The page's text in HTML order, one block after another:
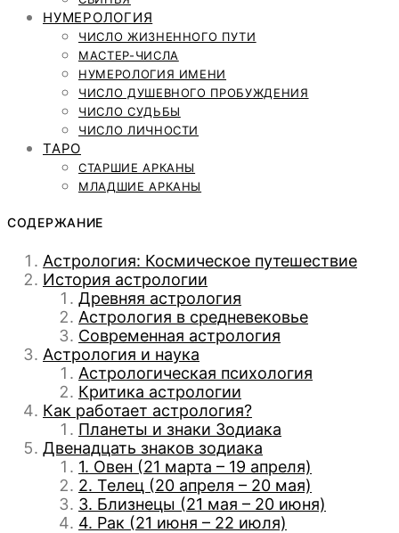
НУМЕРОЛОГИЯ
ЧИСЛО ЖИЗНЕННОГО ПУТИ
МАСТЕР-ЧИСЛА
НУМЕРОЛОГИЯ ИМЕНИ
ЧИСЛО ДУШЕВНОГО ПРОБУЖДЕНИЯ
ЧИСЛО СУДЬБЫ
ЧИСЛО ЛИЧНОСТИ
ТАРО
СТАРШИЕ АРКАНЫ
МЛАДШИЕ АРКАНЫ
СОДЕРЖАНИЕ
Астрология: Космическое путешествие
История астрологии
Древняя астрология
Астрология в средневековье
Современная астрология
Астрология и наука
Астрологическая психология
Критика астрологии
Как работает астрология?
Планеты и знаки Зодиака
Двенадцать знаков зодиака
1. Овен (21 марта – 19 апреля)
2. Телец (20 апреля – 20 мая)
3. Близнецы (21 мая – 20 июня)
4. Рак (21 июня – 22 июля)